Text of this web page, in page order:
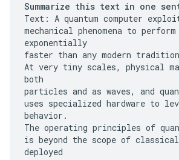
Summarize this text in one
Text: A quantum computer
mechanical phenomena to
exponentially
faster than any modern
At very tiny scales, physical
both
particles and as waves, and
uses specialized hardware to
behavior.
The operating principles of
is beyond the scope of classical
deployed